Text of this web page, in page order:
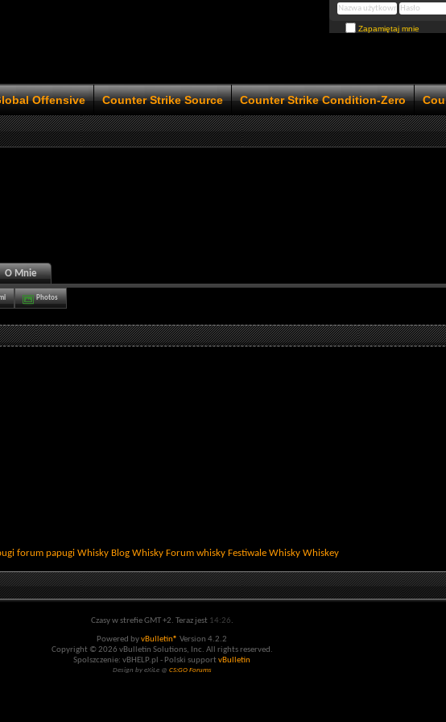
Zapamiętaj mnie
Offensive Counter Strike Source Counter Strike Condition-Zero
O Mnie
Photos
forum papugi Whisky Blog Whisky Forum whisky Festiwale Whisky Whiskey
Czasy w strefie GMT +2. Teraz jest 14:26.
Powered byvBulletin® Version 4.2.2
Copyright © 2026 vBulletin Solutions, Inc. All rights reserved.
Spolszczenie: vBHELP.pl - Polski supportvBulletin
Design by eXiLe @ CS:GO Forums